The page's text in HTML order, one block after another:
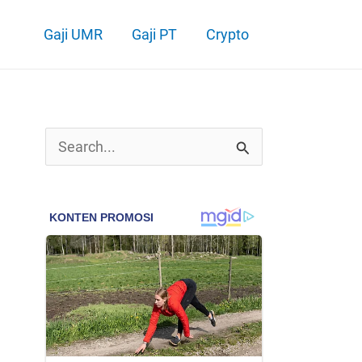
Gaji UMR Gaji PT Crypto
a
u
n
t
u